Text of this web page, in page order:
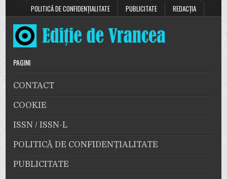
POLITICĂ DE CONFIDENȚIALITATE
PUBLICITATE REDACȚIA
PAGINI
CONTACT
COOKIE
ISSN / ISSN-L
POLITICĂ DE CONFIDENȚIALITATE
PUBLICITATE